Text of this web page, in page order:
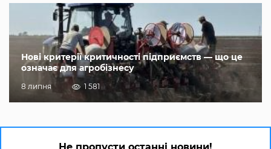
Нові критерії критичності підприємств — що це
означає для агробізнесу
8 липня 1 581